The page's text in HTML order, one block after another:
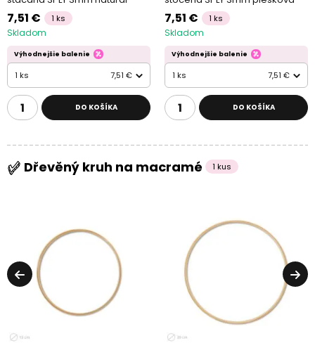
7,51 € 1 ks
Skladom
Výhodnejšie balenie
1 ks 7,51 €
DO KOŠÍKA
7,51 € 1 ks
Skladom
Výhodnejšie balenie
1 ks 7,51 €
DO KOŠÍKA
Dřevěný kruh na macramé 1 kus